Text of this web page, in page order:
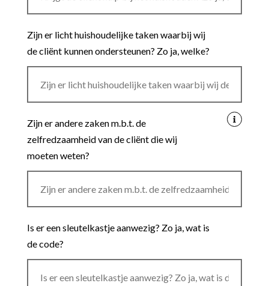
Zijn er licht huishoudelijke taken waarbij wij
de cliënt kunnen ondersteunen? Zo ja, welke?
Zijn er andere zaken m.b.t. de
zelfredzaamheid van de cliënt die wij
moeten weten?
Is er een sleutelkastje aanwezig? Zo ja, wat is
de code?